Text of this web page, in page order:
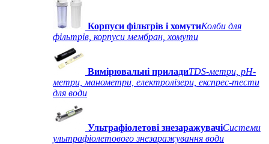
Корпуси фільтрів і хомутиКолби для
фільтрів, корпуси мембран, хомути
Вимірювальні приладиTDS-метри, рН-
метри, манометри, електролізери, експрес-тести
для води
Ультрафіолетові знезаражувачіСистеми
ультрафіолетового знезаражування води